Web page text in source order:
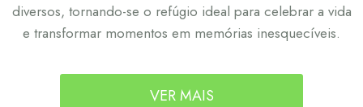
diversos, tornando-se o refúgio ideal para celebrar a vida
e transformar momentos em memórias inesquecíveis.
VER MAIS